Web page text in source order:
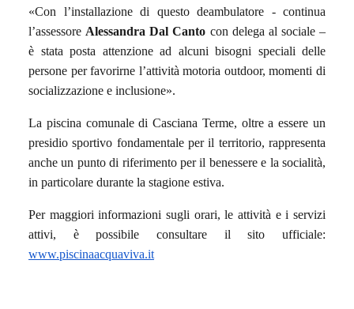
«Con l’installazione di questo deambulatore - continua
l’assessore Alessandra Dal Canto con delega al sociale –
è stata posta attenzione ad alcuni bisogni speciali delle
persone per favorirne l’attività motoria outdoor, momenti di
socializzazione e inclusione».
La piscina comunale di Casciana Terme, oltre a essere un
presidio sportivo fondamentale per il territorio, rappresenta
anche un punto di riferimento per il benessere e la socialità,
in particolare durante la stagione estiva.
Per maggiori informazioni sugli orari, le attività e i servizi
attivi, è possibile consultare il sito ufficiale:
www.piscinaacquaviva.it